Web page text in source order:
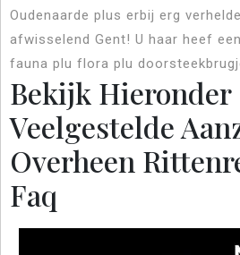
Oudenaarde plus erbij erg
afwisselend Gent! U haar heef
fauna plu flora plu
Bekijk Hieronder
Veelgestelde
Overheen
Faq